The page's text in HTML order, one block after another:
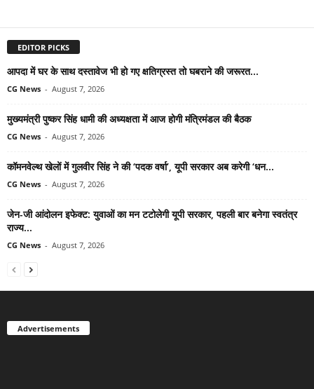
EDITOR PICKS
आपदा में घर के साथ दस्तावेज भी हो गए क्षतिग्रस्त तो घबराने की जरूरत...
CG News - August 7, 2026
मुख्यमंत्री पुष्कर सिंह धामी की अध्यक्षता में आज होगी मंत्रिमंडल की बैठक
CG News - August 7, 2026
कॉमनवेल्थ खेलों में गुलवीर सिंह ने की ‘पदक वर्षा’, यूपी सरकार अब करेगी ‘धन...
CG News - August 7, 2026
जेन-जी आंदोलन इफेक्ट: युवाओं का मन टटोलेगी यूपी सरकार, पहली बार बनेगा स्वतंत्र
राज्य...
CG News - August 7, 2026
Advertisements